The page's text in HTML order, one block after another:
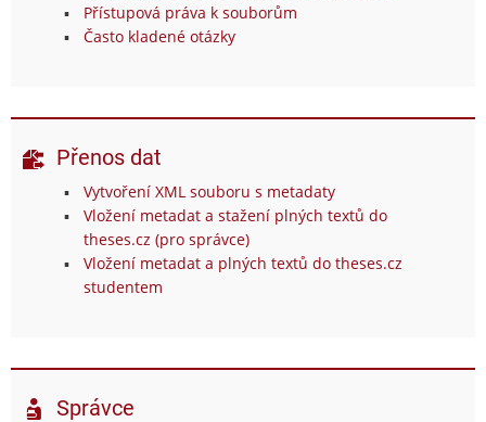
Přístupová práva k souborům
Často kladené otázky
Přenos dat
Vytvoření XML souboru s metadaty
Vložení metadat a stažení plných textů do
theses.cz (pro správce)
Vložení metadat a plných textů do theses.cz
studentem
Správce